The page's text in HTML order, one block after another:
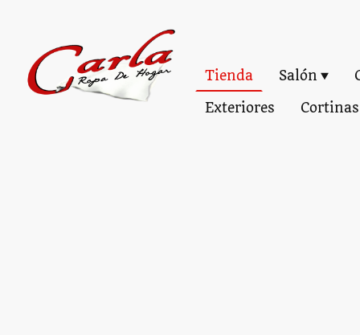
Tienda Salón
Exteriores
Cortinas